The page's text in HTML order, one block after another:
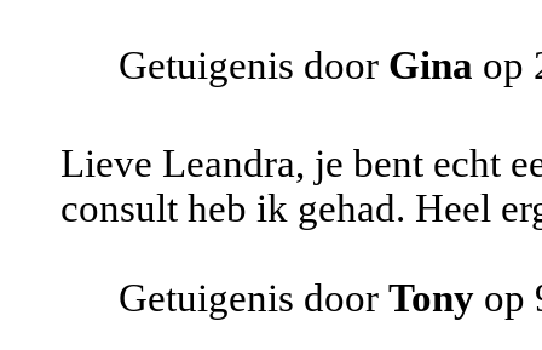
Getuigenis door Gina op
Lieve Leandra, je bent echt
consult heb ik gehad. Heel
Getuigenis door Tony op